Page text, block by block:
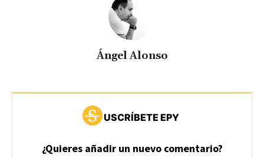
Ángel Alonso
USCRÍBETE EPY
¿Quieres añadir un nuevo comentario?